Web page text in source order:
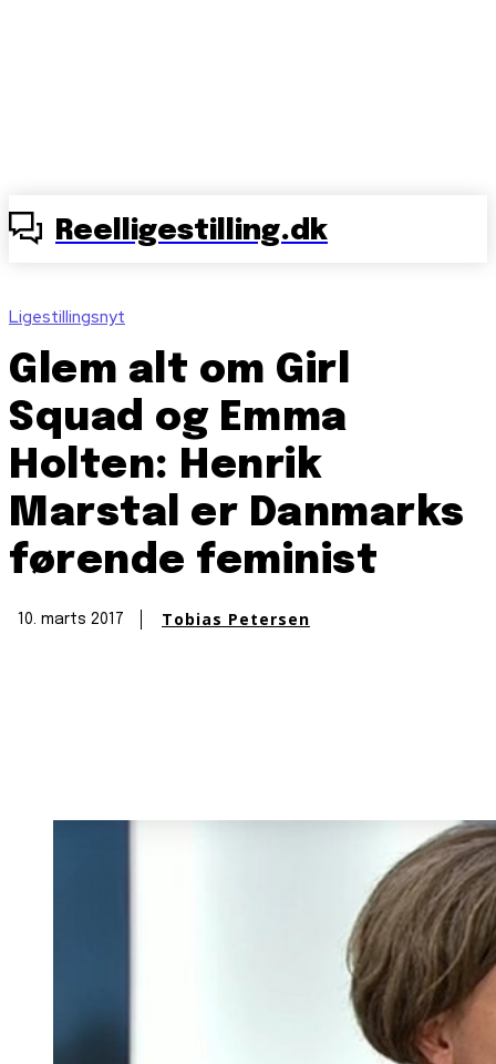
Reelligestilling.dk
Ligestillingsnyt
Glem alt om Girl
Squad og Emma
Holten: Henrik
Marstal er Danmarks
førende feminist
10. marts 2017 Tobias Petersen